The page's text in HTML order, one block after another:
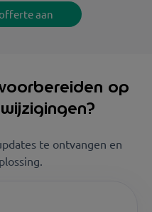
aan
op
te ontvangen en